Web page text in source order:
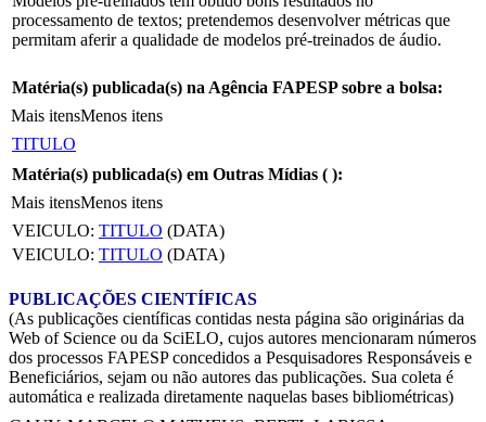
processamento de textos; pretendemos desenvolver métricas que
permitam aferir a qualidade de modelos pré-treinados de áudio.
Matéria(s) publicada(s) na Agência FAPESP sobre a bolsa:
Mais itensMenos itens
TITULO
Matéria(s) publicada(s) em Outras Mídias ( ):
Mais itensMenos itens
VEICULO: TITULO (DATA)
VEICULO: TITULO (DATA)
PUBLICAÇÕES CIENTÍFICAS
(As publicações científicas contidas nesta página são originárias da
Web of Science ou da SciELO, cujos autores mencionaram números
dos processos FAPESP concedidos a Pesquisadores Responsáveis e
Beneficiários, sejam ou não autores das publicações. Sua coleta é
automática e realizada diretamente naquelas bases bibliométricas)